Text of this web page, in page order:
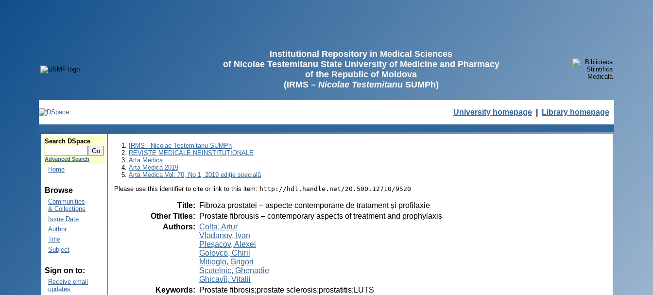
Institutional Repository in Medical Sciences
of Nicolae Testemitanu State University of Medicine and Pharmacy
of the Republic of Moldova
(IRMS – Nicolae TestemitanuSUMPh)
University homepage Library homepage
Search DSpace
Advanced Search
Home
Browse
Communities
& Collections
Issue Date
Author
Title
Subject
Sign on to:
Receive email
updates
IRMS - Nicolae Testemitanu SUMPh
REVISTE MEDICALE NEINSTITUȚIONALE
Arta Medica
Arta Medica 2019
Arta Medica Vol. 70, No 1, 2019 ediție specială
Please use this identifier to cite or link to this item: http://hdl.handle.net/20.500.12710/9520
Title:
Fibroza prostatei – aspecte contemporane de tratament și profilaxie
Other Titles:
Prostate fibrousis – contemporary aspects of treatment and prophylaxis
Authors: Colța, Artur
Vladanov, Ivan
Pleșacov, Alexei
Golovco, Chiril
Mitioglo, Grigori
Scutelnic, Ghenadie
Ghicavîi, Vitalii
Keywords:
Prostate fibrosis;prostate sclerosis;prostatitis;LUTS